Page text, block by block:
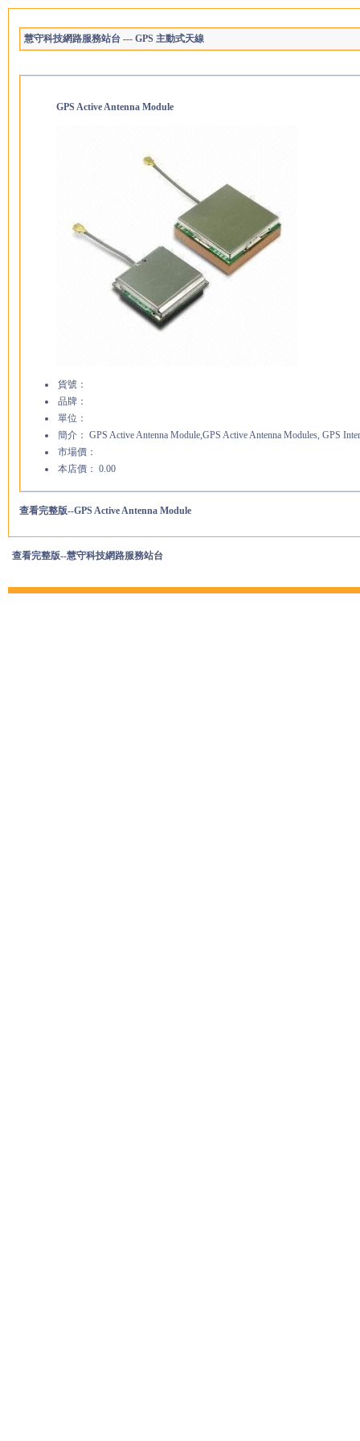
慧守科技網路服務站台 --- GPS 主動式天線
GPS Active Antenna Module
貨號：
品牌：
單位：
簡介： GPS Active Antenna Module,GPS Active Antenna Modules, GPS
市場價：
本店價： 0.00
查看完整版--GPS Active Antenna Module
查看完整版--慧守科技網路服務站台